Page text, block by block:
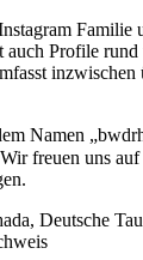
Familie
auch Profile
Namen
Wir freuen uns
Deutsche